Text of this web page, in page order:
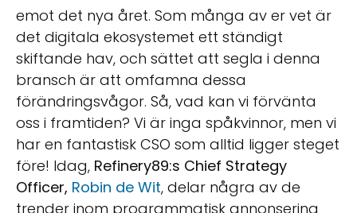
emot det nya året. Som många av er vet är
det digitala ekosystemet ett ständigt
skiftande hav, och sättet att segla i denna
bransch är att omfamna dessa
förändringsvågor. Så, vad kan vi förvänta
oss i framtiden? Vi är inga spåkvinnor, men vi
har en fantastisk CSO som alltid ligger steget
före! Idag, Refinery89:s Chief Strategy
Officer, Robin de Wit, delar några av de
trender inom programmatisk annonsering